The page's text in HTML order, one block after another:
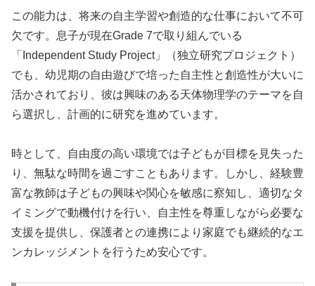
この能力は、将来の自主学習や創造的な仕事において不可
欠です。息子が現在Grade 7で取り組んでいる
「Independent Study Project」（独立研究プロジェクト）
でも、幼児期の自由遊びで培った自主性と創造性が大いに
活かされており、彼は興味のある天体物理学のテーマを自
ら選択し、計画的に研究を進めています。
時として、自由度の高い環境では子どもが目標を見失った
り、無駄な時間を過ごすこともあります。しかし、経験豊
富な教師は子どもの興味や関心を敏感に察知し、適切なタ
イミングで動機付けを行い、自主性を尊重しながら必要な
支援を提供し、保護者との連携により家庭でも継続的なエ
ンカレッジメントを行うため安心です。